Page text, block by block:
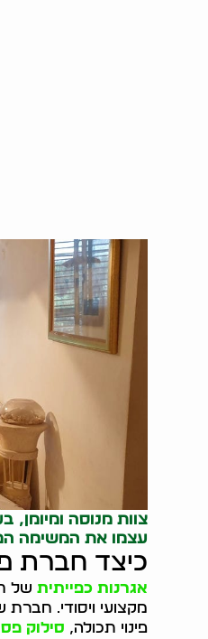
צוות מנוסה ומיומן,
עצמו את המשימה
כיצד חברת
אגרנות כפייתית של
מקצועי ויסודי. חברת
פינוי תכולה, סילוק